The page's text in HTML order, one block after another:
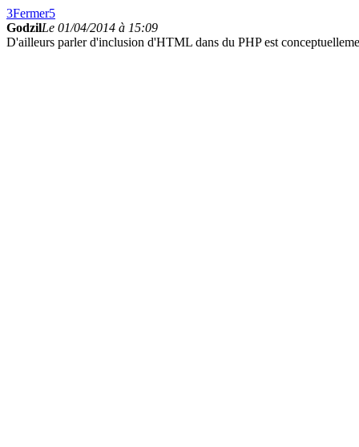
3Fermer5
GodzilLe 01/04/2014 à 15:09
D'ailleurs parler d'inclusion d'HTML dans du PHP est